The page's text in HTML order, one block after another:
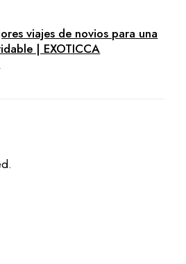
viajes de novios para una
| EXOTICCA